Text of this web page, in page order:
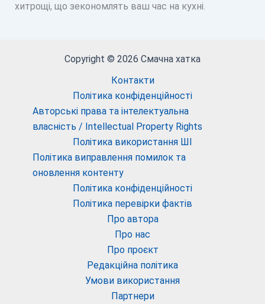
хитрощі, що зекономлять ваш час на кухні.
Copyright © 2026 Смачна хатка
Контакти
Політика конфіденційності
Авторські права та інтелектуальна
власність / Intellectual Property Rights
Політика використання ШІ
Політика виправлення помилок та
оновлення контенту
Політика конфіденційності
Політика перевірки фактів
Про автора
Про нас
Про проєкт
Редакційна політика
Умови використання
Партнери